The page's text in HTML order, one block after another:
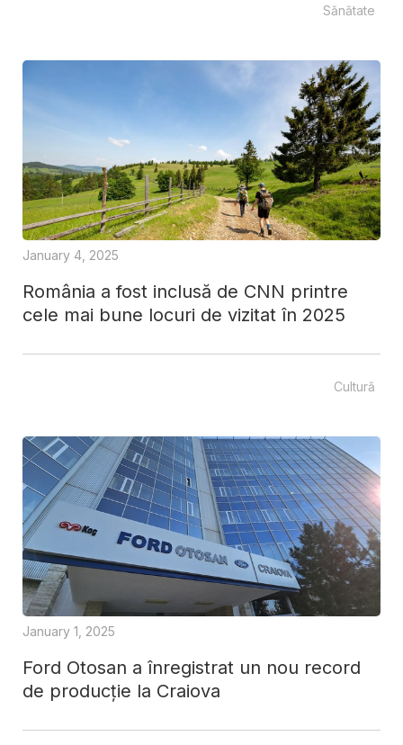
Sănătate
România a fost inclusă de CNN printre
cele mai bune locuri de vizitat în 2025
January 4, 2025
Cultură
Ford Otosan a înregistrat un nou record
de producție la Craiova
January 1, 2025